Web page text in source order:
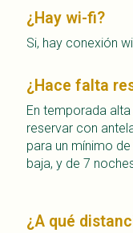
¿Hay wi-fi?
Si, hay conexión
¿Hace falta
En temporada
reservar con
para un mínimo
baja, y de 7
¿A qué